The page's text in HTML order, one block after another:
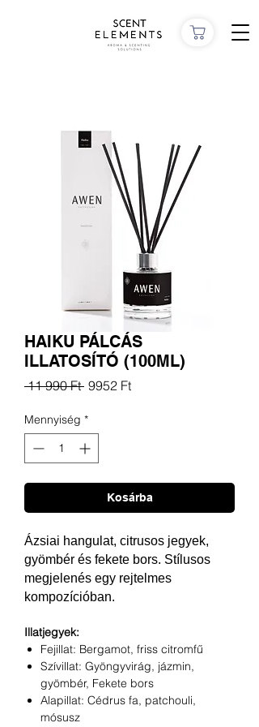
HAIKU PÁLCÁS
ILLATOSÍTÓ (100ML)
11 990 Ft Szokásos
9952 FtAkciós
Mennyiség *
Kosárba
Ázsiai hangulat, citrusos jegyek,
gyömbér és fekete bors. Stílusos
megjelenés egy rejtelmes
kompozícióban.
Illatjegyek:
Fejillat: Bergamot, friss citromfű
Szívillat: Gyöngyvirág, jázmin,
gyömbér, Fekete bors
Alapillat: Cédrus fa, patchouli,
mósusz